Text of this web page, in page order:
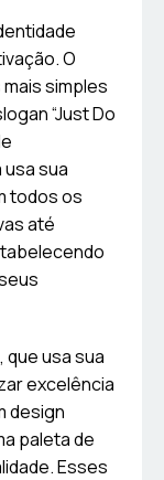
O
simples
“Just Do
sua
todos os
até
usa sua
excelência
design
paleta de
Esses